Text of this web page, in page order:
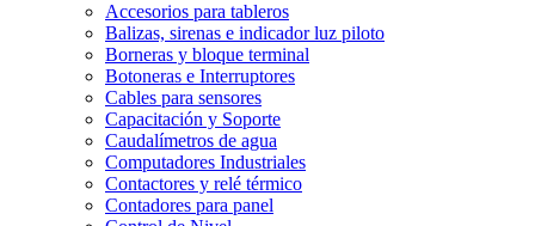
Accesorios para tableros
Balizas, sirenas e indicador luz piloto
Borneras y bloque terminal
Botoneras e Interruptores
Cables para sensores
Capacitación y Soporte
Caudalímetros de agua
Computadores Industriales
Contactores y relé térmico
Contadores para panel